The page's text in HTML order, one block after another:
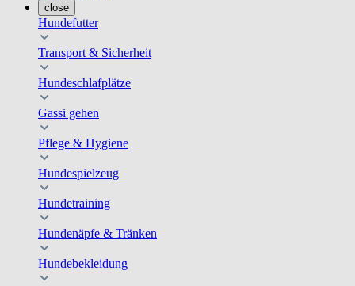
close
Hundefutter
Transport & Sicherheit
Hundeschlafplätze
Gassi gehen
Pflege & Hygiene
Hundespielzeug
Hundetraining
Hundenäpfe & Tränken
Hundebekleidung